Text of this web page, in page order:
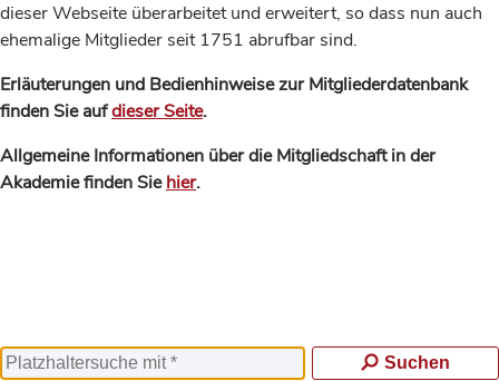
dieser Webseite überarbeitet und erweitert, so dass nun auch
ehemalige Mitglieder seit 1751 abrufbar sind.
Erläuterungen und Bedienhinweise zur Mitgliederdatenbank
finden Sie aufdieser Seite.
Allgemeine Informationen über die Mitgliedschaft in der
Akademie finden Siehier.
Suchen